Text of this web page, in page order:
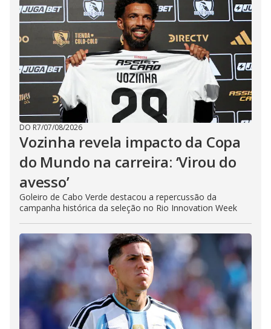
DO R7/07/08/2026
Vozinha revela impacto da Copa
do Mundo na carreira: ‘Virou do
avesso’
Goleiro de Cabo Verde destacou a repercussão da
campanha histórica da seleção no Rio Innovation Week